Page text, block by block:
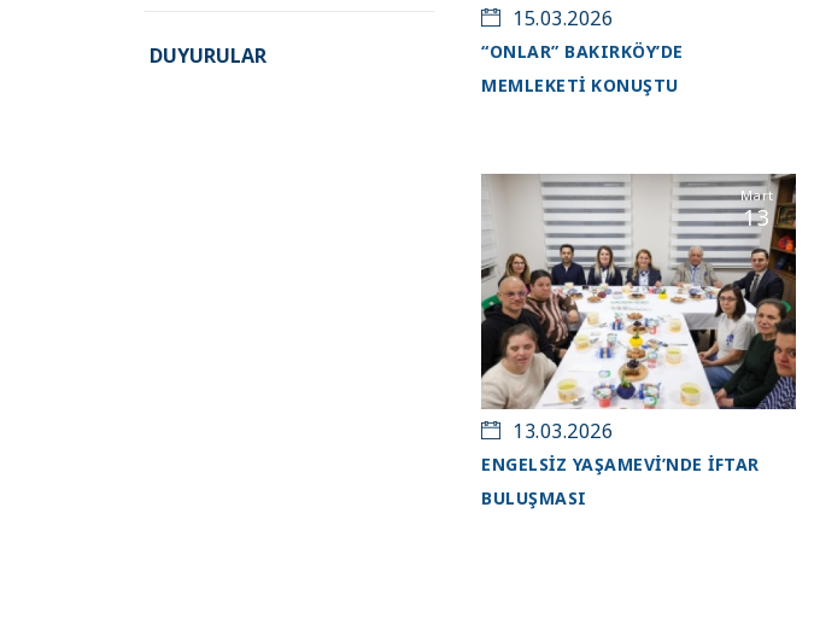
DUYURULAR
15.03.2026
“ONLAR” BAKIRKÖY’DE
MEMLEKETİ KONUŞTU
Mart
13
13.03.2026
ENGELSİZ YAŞAMEVİ’NDE İFTAR
BULUŞMASI